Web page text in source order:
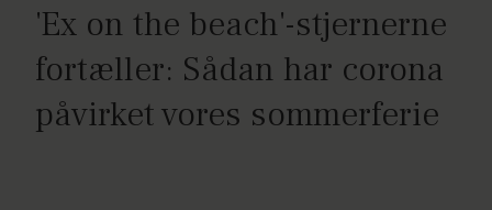
'Ex on the beach'-stjernerne
fortæller: Sådan har corona
påvirket vores sommerferie